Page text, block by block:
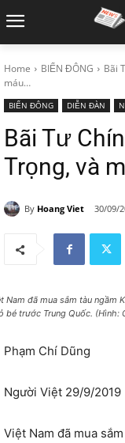
Home BIỂN ĐÔNG
Bãi
máu…
BIỂN ĐÔNG DIỄN ĐÀN
Bãi Tư
Trọng, và
By Hoang Viet 30/09/
Nam đã mua sắm tàu ngầm
bé trước Trung Quốc. (Hình:
Phạm Chí Dũng
Người Việt 29/9/2019
Việt Nam đã mua